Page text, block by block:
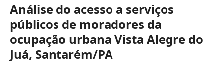
Análise do acesso a serviços
públicos de moradores da
ocupação urbana Vista Alegre do
Juá, Santarém/PA